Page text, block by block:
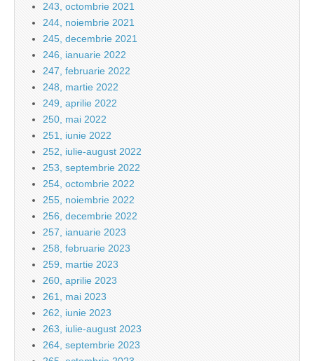
243, octombrie 2021
244, noiembrie 2021
245, decembrie 2021
246, ianuarie 2022
247, februarie 2022
248, martie 2022
249, aprilie 2022
250, mai 2022
251, iunie 2022
252, iulie-august 2022
253, septembrie 2022
254, octombrie 2022
255, noiembrie 2022
256, decembrie 2022
257, ianuarie 2023
258, februarie 2023
259, martie 2023
260, aprilie 2023
261, mai 2023
262, iunie 2023
263, iulie-august 2023
264, septembrie 2023